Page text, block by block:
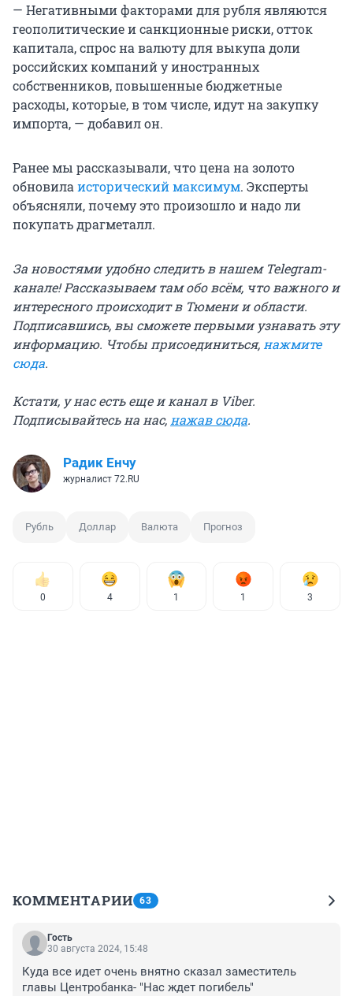
— Негативными факторами для рубля являются
геополитические и санкционные риски, отток
капитала, спрос на валюту для выкупа доли
российских компаний у иностранных
собственников, повышенные бюджетные
расходы, которые, в том числе, идут на закупку
импорта, — добавил он.
Ранее мы рассказывали, что цена на золото
обновилаисторический максимум. Эксперты
объясняли, почему это произошло и надо ли
покупать драгметалл.
За новостями удобно следить в нашем Telegram-
канале! Рассказываем там обо всём, что важного и
интересного происходит в Тюмени и области.
Подписавшись, вы сможете первыми узнавать эту
информацию. Чтобы присоединиться,нажмите
сюда.
Кстати, у нас есть еще и канал в Viber.
Подписывайтесь на нас,нажав сюда.
Радик Енчу
журналист 72.RU
Рубль Доллар Валюта Прогноз
0 4 1 1 3
КОММЕНТАРИИ 63
Гость
30 августа 2024, 15:48
Куда все идет очень внятно сказал заместитель
главы Центробанка- "Нас ждет погибель"